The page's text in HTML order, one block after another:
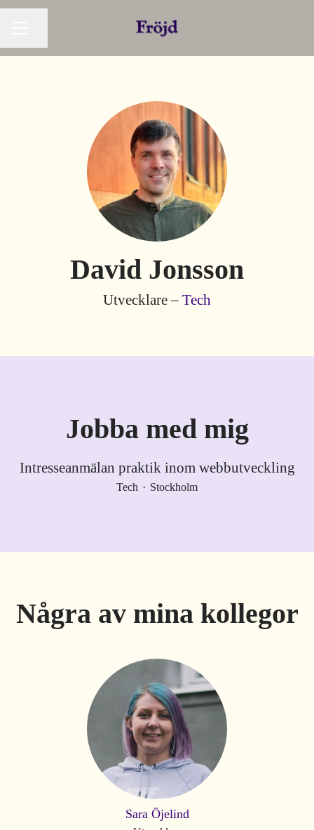
David Jonsson
Utvecklare – Tech
Jobba med mig
Intresseanmälan praktik inom webbutveckling
Tech · Stockholm
Några av mina kollegor
Sara Öjelind